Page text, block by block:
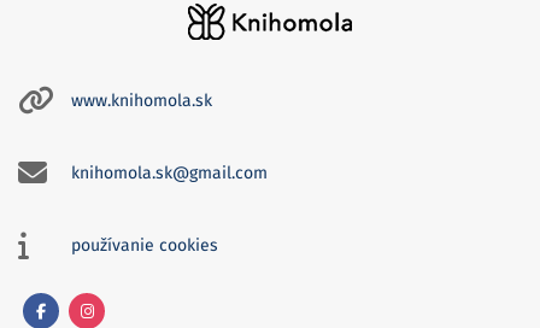
www.knihomola.sk
knihomola.sk@gmail.com
používanie cookies